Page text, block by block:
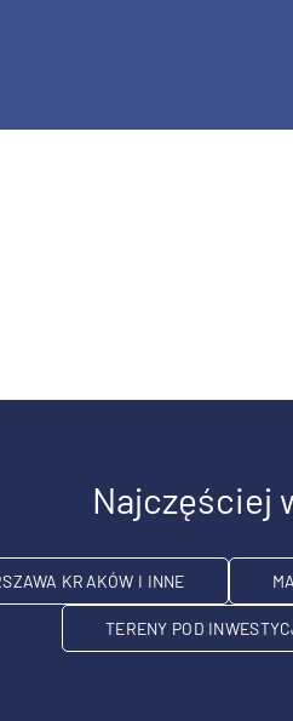
Najczęściej
KRAKÓW I INNE
TERENY POD